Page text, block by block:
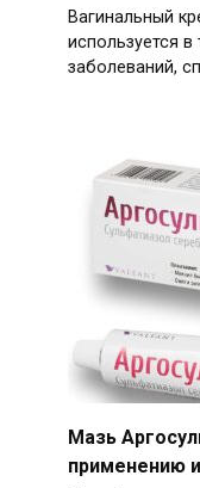
Вагинальный
используется в
заболеваний,
Мазь
применению